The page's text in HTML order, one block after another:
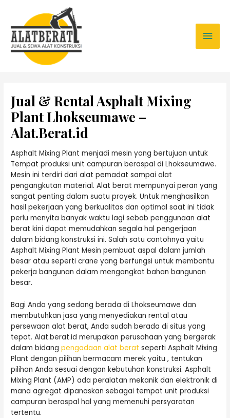
Jual & Rental Asphalt Mixing
Plant Lhokseumawe –
Alat.Berat.id
Asphalt Mixing Plant menjadi mesin yang bertujuan untuk
Tempat produksi unit campuran beraspal di Lhokseumawe.
Mesin ini terdiri dari alat pemadat sampai alat
pengangkutan material. Alat berat mempunyai peran yang
sangat penting dalam suatu proyek. Untuk menghasilkan
hasil pekerjaan yang berkualitas dan optimal saat ini tidak
perlu menyita banyak waktu lagi sebab penggunaan alat
berat kini dapat memudahkan segala hal pengerjaan
dalam bidang konstruksi ini. Salah satu contohnya yaitu
Asphalt Mixing Plant Mesin pembuat aspal dalam jumlah
besar atau seperti crane yang berfungsi untuk membantu
pekerja bangunan dalam mengangkat bahan bangunan
besar.
Bagi Anda yang sedang berada di Lhokseumawe dan
membutuhkan jasa yang menyediakan rental atau
persewaan alat berat, Anda sudah berada di situs yang
tepat. Alat.berat.id merupakan perusahaan yang bergerak
dalam bidangpengadaan alat berat seperti Asphalt Mixing
Plant dengan pilihan bermacam merek yaitu , tentukan
pilihan Anda sesuai dengan kebutuhan konstruksi. Asphalt
Mixing Plant (AMP) ada peralatan mekanik dan elektronik di
mana agregat dipanaskan sebagai tempat unit produksi
campuran beraspal hal yang memenuhi persyaratan
tertentu.